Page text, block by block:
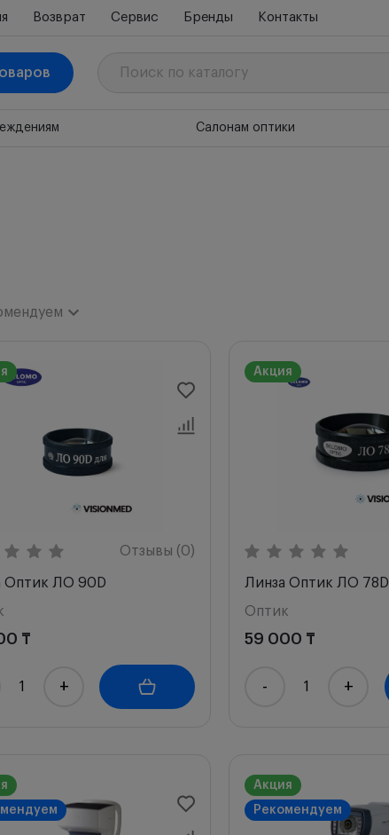
Возврат Сервис Бренды Контакты
Салонам оптики
убыванию
Отзывы (0)
Оптик ЛО 90D
₸
+
Акция
Линза Оптик ЛО 78D
Оптик
59 000 ₸
- +
Акция
Рекомендуем